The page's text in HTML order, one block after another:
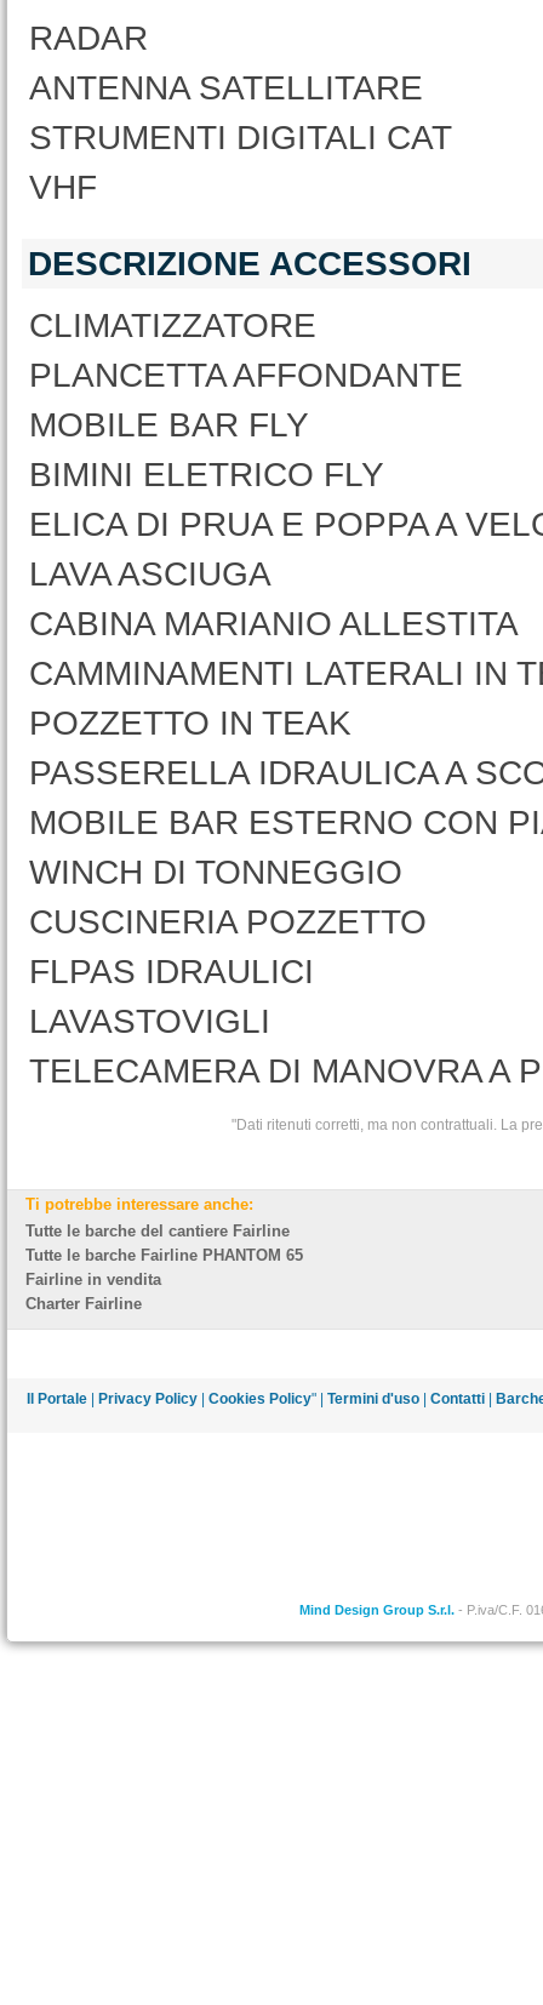
RADAR
ANTENNA SATELLITARE
STRUMENTI DIGITALI CAT
VHF
DESCRIZIONE ACCESSORI
CLIMATIZZATORE
PLANCETTA AFFONDANTE
MOBILE BAR FLY
BIMINI ELETRICO FLY
ELICA DI PRUA E POPPA A
LAVA ASCIUGA
CABINA MARIANIO ALLESTITA
CAMMINAMENTI LATERALI IN
POZZETTO IN TEAK
PASSERELLA IDRAULICA A
MOBILE BAR ESTERNO CON
WINCH DI TONNEGGIO
CUSCINERIA POZZETTO
FLPAS IDRAULICI
LAVASTOVIGLI
TELECAMERA DI MANOVRA A
"Dati ritenuti corretti, ma non contrattuali. La
Ti potrebbe interessare anche:
Tutte le barche del cantiere Fairline
Tutte le barche Fairline PHANTOM 65
Fairline in vendita
Charter Fairline
Il Portale| Privacy Policy| Cookies Policy" | Termini d'uso| Contatti|
Mind Design Group S.r.l.- P.iva/C.F.